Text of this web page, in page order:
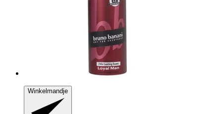
Winkelmandje